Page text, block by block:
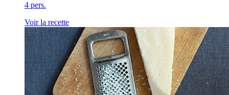
4 pers.
Voir la recette